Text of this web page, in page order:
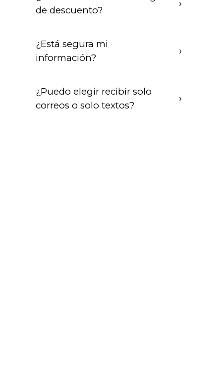
de descuento?
¿Está segura mi
información?
¿Puedo elegir recibir solo
correos o solo textos?